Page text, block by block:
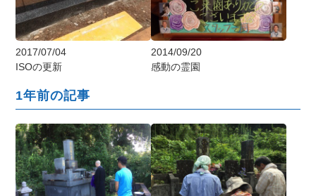
2017/07/04
ISOの更新
2014/09/20
感動の霊園
1年前の記事